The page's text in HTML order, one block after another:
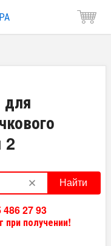
для
2
Найти
486 27 93
при получении!